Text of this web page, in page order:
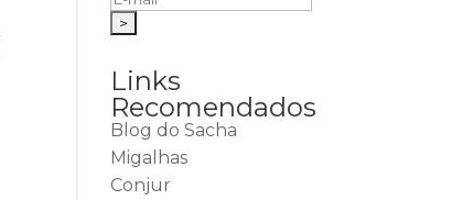
Links
Recomendados
Blog do Sacha
Migalhas
Conjur